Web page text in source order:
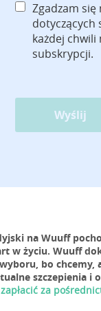
Zgadzam
dotyczących
każdej chwili
subskrypcji.
Wyślij
na Wuuff
w życiu. Wuuff
bo chcemy,
szczepienia
za